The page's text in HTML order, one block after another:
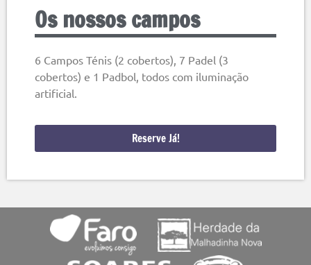
Os nossos campos
6 Campos Ténis (2 cobertos), 7 Padel (3
cobertos) e 1 Padbol, todos com iluminação
artificial.
Reserve Já!